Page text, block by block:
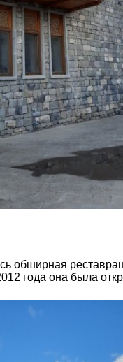
обширная
года она была